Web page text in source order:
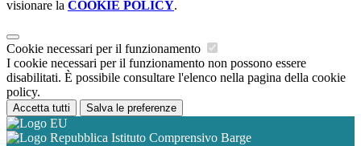
visionare la COOKIE POLICY.
Cookie necessari per il funzionamento
I cookie necessari per il funzionamento non possono essere
disabilitati. È possibile consultare l'elenco nella pagina della cookie
policy.
Accetta tutti Salva le preferenze
Istituto Comprensivo Barge